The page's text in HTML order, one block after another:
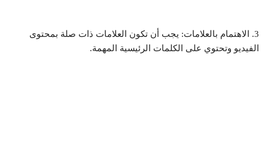
3. الاهتمام بالعلامات: يجب أن تكون العلامات ذات صلة بمحتوى
الفيديو وتحتوي على الكلمات الرئيسية المهمة.